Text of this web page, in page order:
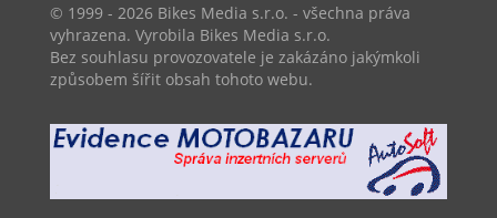
© 1999 - 2026 Bikes Media s.r.o. - všechna práva
vyhrazena. Vyrobila Bikes Media s.r.o.
Bez souhlasu provozovatele je zakázáno jakýmkoli
způsobem šířit obsah tohoto webu.